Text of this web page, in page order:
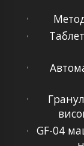
GF-04